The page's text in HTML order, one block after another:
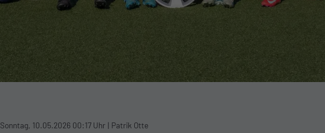
Sonntag, 10.05.2026 00:17 Uhr | Patrik Otte